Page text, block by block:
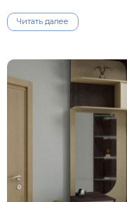
Читать далее